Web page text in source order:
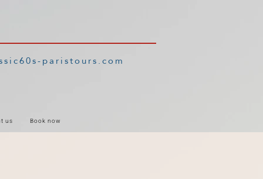
paristours.com
us Book now